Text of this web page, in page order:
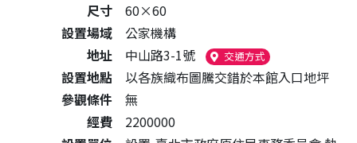
尺寸
60×60
設置場域
公家機構
地址
中山路3-1號 交通方式（另開新視窗）
設置地點
以各族織布圖騰交錯於本館入口地坪
參觀條件
無
經費
2200000